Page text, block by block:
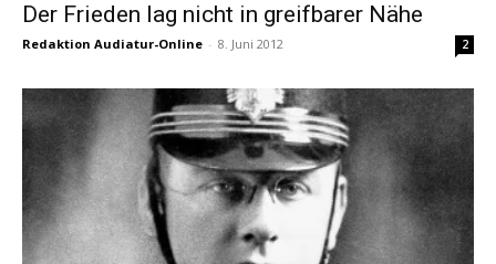
Der Frieden lag nicht in greifbarer Nähe
Redaktion Audiatur-Online - 8. Juni 2012 2